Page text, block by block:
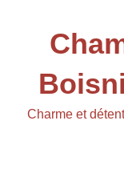
Charme et